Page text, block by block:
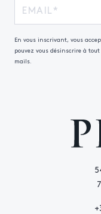
En vous inscrivant, vous
pouvez vous désinscrire à
mails.